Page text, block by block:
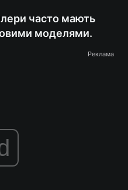
часто мають
моделями.
Реклама